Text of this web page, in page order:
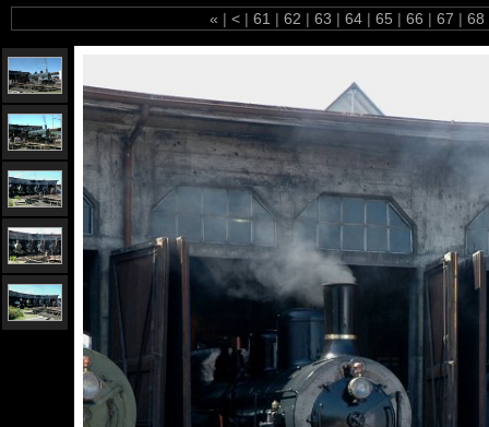
« | < | 61 | 62 | 63 | 64 | 65 | 66 | 67 | 68